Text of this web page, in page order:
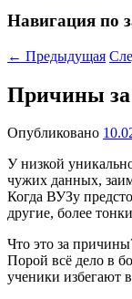
Навигация по
← Предыдущая
Причины за
Опубликовано
У низкой
чужих данных,
Когда ВУЗу
другие, более
Что это за
Порой всё дело в
ученики избегают